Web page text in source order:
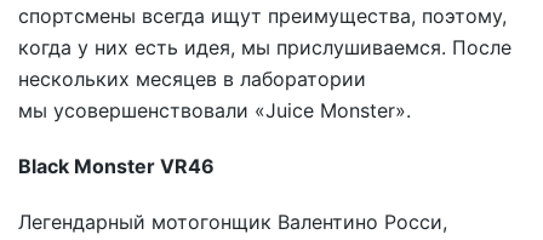
спортсмены всегда ищут преимущества, поэтому,
когда у них есть идея, мы прислушиваемся. После
нескольких месяцев в лаборатории
мы усовершенствовали «Juice Monster».
Black Monster VR46
Легендарный мотогонщик Валентино Росси,